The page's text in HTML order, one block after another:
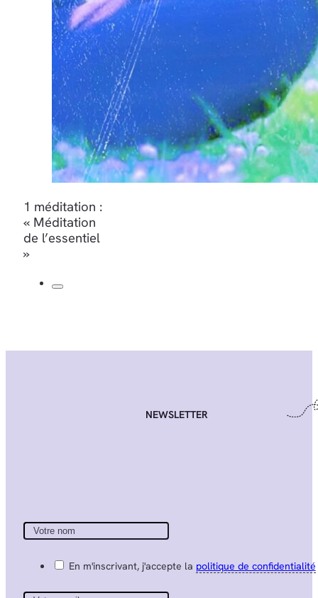
1 méditation :
« Méditation
de l’essentiel
»
NEWSLETTER
En m'inscrivant, j'accepte la politique de confidentialité